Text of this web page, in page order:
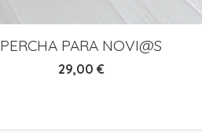
PERCHA PARA NOVI@S
29,00 €